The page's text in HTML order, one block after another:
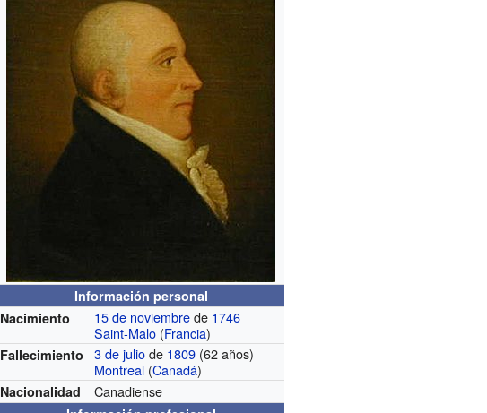
Información personal
Nacimiento
15 de noviembrede 1746
Saint-Malo (Francia)
Fallecimiento 3 de juliode 1809 (62 años)
Montreal (Canadá)
Nacionalidad Canadiense